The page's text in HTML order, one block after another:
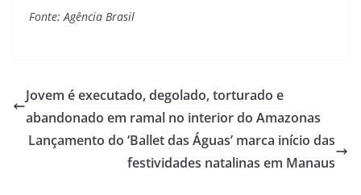
Fonte: Agência Brasil
Jovem é executado, degolado, torturado e
abandonado em ramal no interior do Amazonas
Lançamento do ‘Ballet das Águas’ marca início das
festividades natalinas em Manaus